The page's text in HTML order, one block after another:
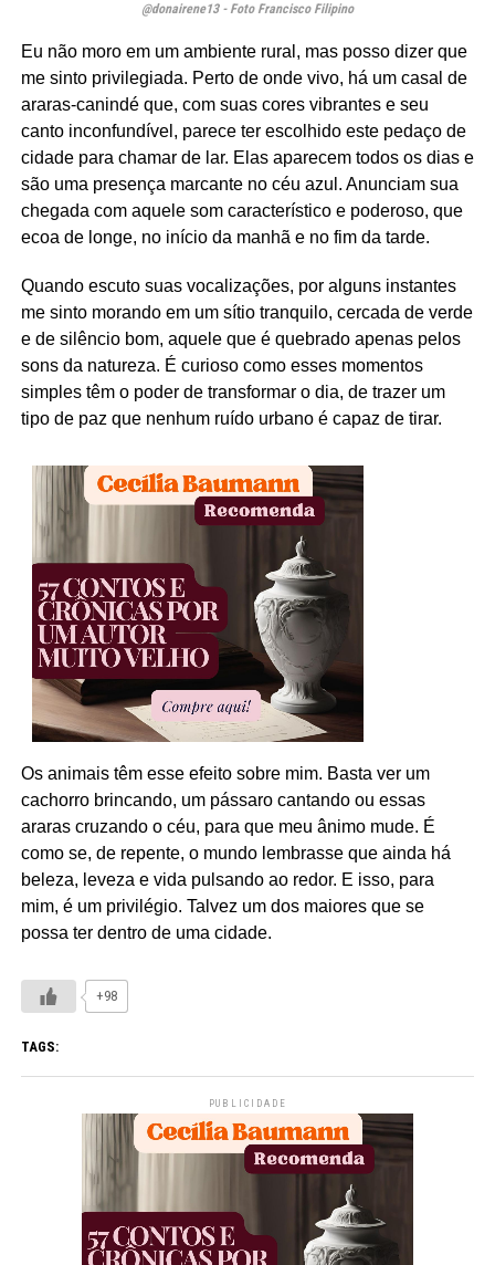
@donairene13 - Foto Francisco Filipino
Eu não moro em um ambiente rural, mas posso dizer que
me sinto privilegiada. Perto de onde vivo, há um casal de
araras-canindé que, com suas cores vibrantes e seu
canto inconfundível, parece ter escolhido este pedaço de
cidade para chamar de lar. Elas aparecem todos os dias e
são uma presença marcante no céu azul. Anunciam sua
chegada com aquele som característico e poderoso, que
ecoa de longe, no início da manhã e no fim da tarde.
Quando escuto suas vocalizações, por alguns instantes
me sinto morando em um sítio tranquilo, cercada de verde
e de silêncio bom, aquele que é quebrado apenas pelos
sons da natureza. É curioso como esses momentos
simples têm o poder de transformar o dia, de trazer um
tipo de paz que nenhum ruído urbano é capaz de tirar.
Os animais têm esse efeito sobre mim. Basta ver um
cachorro brincando, um pássaro cantando ou essas
araras cruzando o céu, para que meu ânimo mude. É
como se, de repente, o mundo lembrasse que ainda há
beleza, leveza e vida pulsando ao redor. E isso, para
mim, é um privilégio. Talvez um dos maiores que se
possa ter dentro de uma cidade.
+98
TAGS:
PUBLICIDADE